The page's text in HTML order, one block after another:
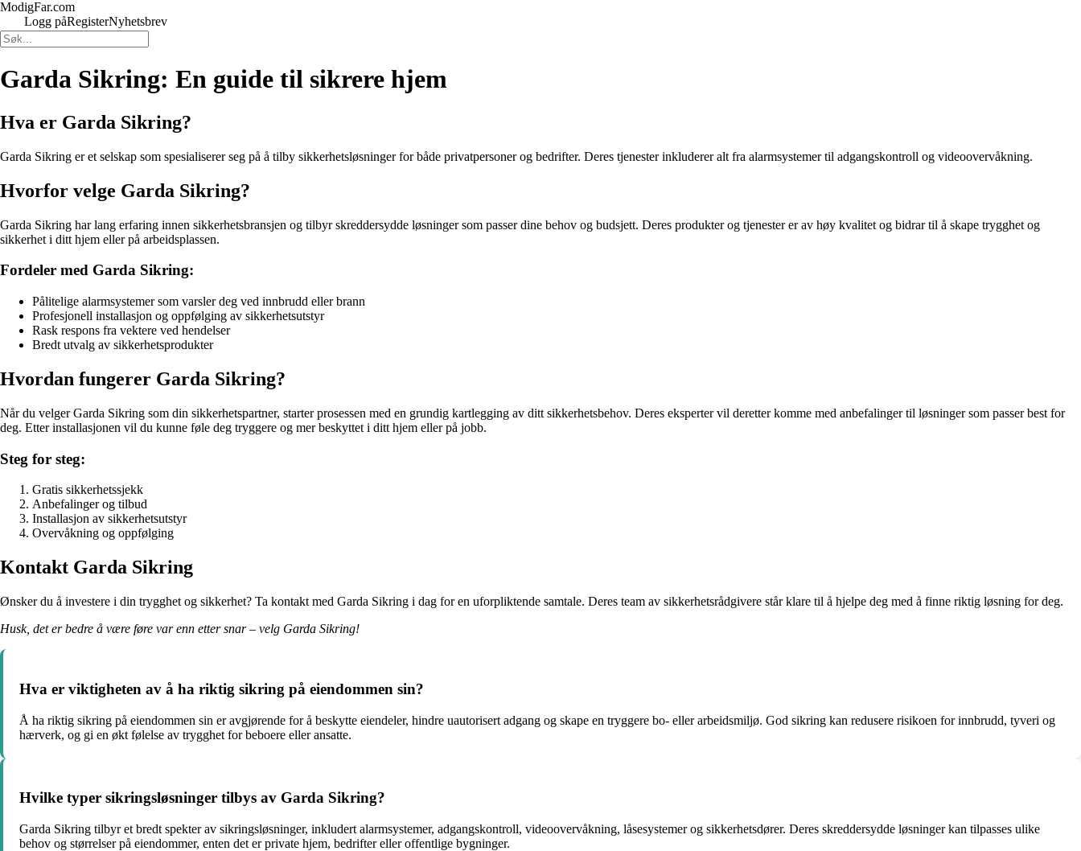
ModigFar.com
Logg påRegisterNyhetsbrev
Garda Sikring: En guide til sikrere hjem
Hva er Garda Sikring?
Garda Sikring er et selskap som spesialiserer seg på å tilby sikkerhetsløsninger for både privatpersoner og bedrifter. Deres tjenester inkluderer alt fra alarmsystemer til adgangskontroll og videoovervåkning.
Hvorfor velge Garda Sikring?
Garda Sikring har lang erfaring innen sikkerhetsbransjen og tilbyr skreddersydde løsninger som passer dine behov og budsjett. Deres produkter og tjenester er av høy kvalitet og bidrar til å skape trygghet og
sikkerhet i ditt hjem eller på arbeidsplassen.
Fordeler med Garda Sikring:
Pålitelige alarmsystemer som varsler deg ved innbrudd eller brann
Profesjonell installasjon og oppfølging av sikkerhetsutstyr
Rask respons fra vektere ved hendelser
Bredt utvalg av sikkerhetsprodukter
Hvordan fungerer Garda Sikring?
Når du velger Garda Sikring som din sikkerhetspartner, starter prosessen med en grundig kartlegging av ditt sikkerhetsbehov. Deres eksperter vil deretter komme med anbefalinger til løsninger som passer best for
deg. Etter installasjonen vil du kunne føle deg tryggere og mer beskyttet i ditt hjem eller på jobb.
Steg for steg:
Gratis sikkerhetssjekk
Anbefalinger og tilbud
Installasjon av sikkerhetsutstyr
Overvåkning og oppfølging
Kontakt Garda Sikring
Ønsker du å investere i din trygghet og sikkerhet? Ta kontakt med Garda Sikring i dag for en uforpliktende samtale. Deres team av sikkerhetsrådgivere står klare til å hjelpe deg med å finne riktig løsning for deg.
Husk, det er bedre å være føre var enn etter snar – velg Garda Sikring!
Hva er viktigheten av å ha riktig sikring på eiendommen sin?
Å ha riktig sikring på eiendommen sin er avgjørende for å beskytte eiendeler, hindre uautorisert adgang og skape en tryggere bo- eller arbeidsmiljø. God sikring kan redusere risikoen for innbrudd, tyveri og
hærverk, og gi en økt følelse av trygghet for beboere eller ansatte.
Hvilke typer sikringsløsninger tilbys av Garda Sikring?
Garda Sikring tilbyr et bredt spekter av sikringsløsninger, inkludert alarmsystemer, adgangskontroll, videoovervåkning, låsesystemer og sikkerhetsdører. Deres skreddersydde løsninger kan tilpasses ulike
behov og størrelser på eiendommer, enten det er private hjem, bedrifter eller offentlige bygninger.